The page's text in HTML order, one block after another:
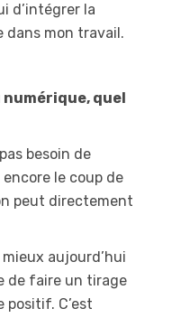
d’intégrer la
dans mon travail.
quel
besoin de
le coup de
peut directement
aujourd’hui
de faire un tirage
C’est